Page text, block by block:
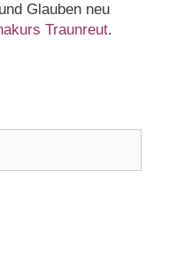
Glauben neu
Traunreut.